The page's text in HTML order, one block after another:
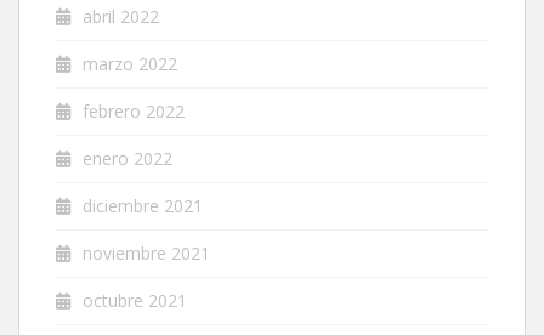
abril 2022
marzo 2022
febrero 2022
enero 2022
diciembre 2021
noviembre 2021
octubre 2021